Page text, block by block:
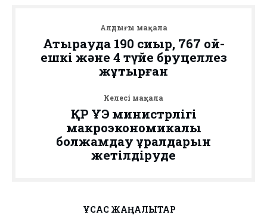
Алдыңғы мақала
Атырауда 190 сиыр, 767 қой-
ешкі және 4 түйе бруцеллез
жұқтырған
Келесі мақала
ҚР ҰЭ министрлігі
макроэкономикалық
болжамдау құралдарын
жетілдіруде
ҰҚСАС ЖАҢАЛЫҚТАР